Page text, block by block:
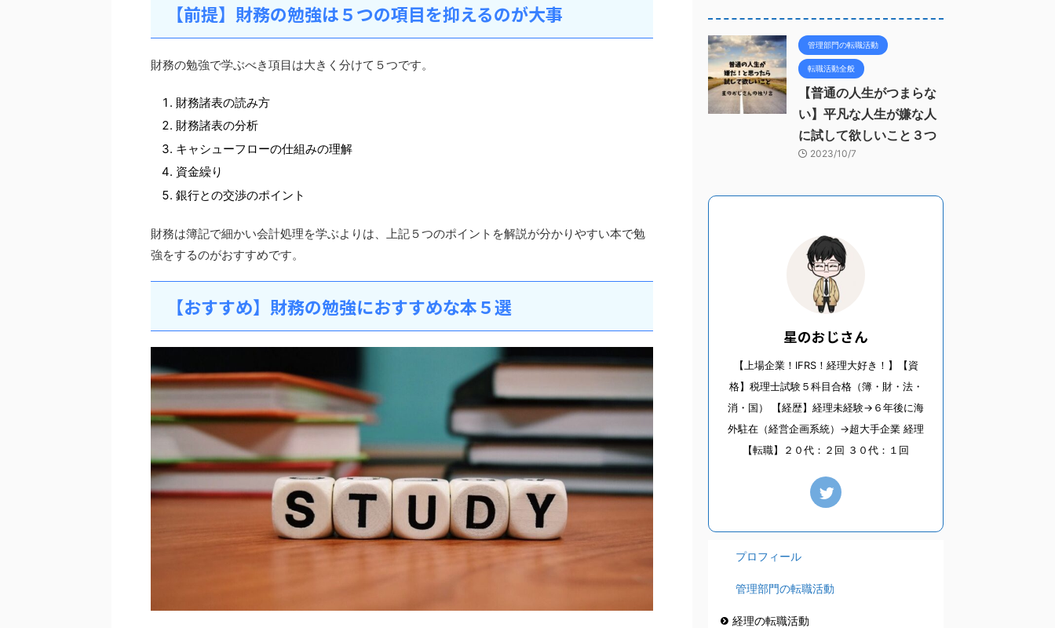
【前提】財務の勉強は５つの項目を抑えるのが大事
財務の勉強で学ぶべき項目は大きく分けて５つです。
財務諸表の読み方
財務諸表の分析
キャシューフローの仕組みの理解
資金繰り
銀行との交渉のポイント
財務は簿記で細かい会計処理を学ぶよりは、上記５つのポイントを解説が分かりやすい本で勉
強をするのがおすすめです。
【おすすめ】財務の勉強におすすめな本５選
管理部門の転職活動
転職活動全般
【普通の人生がつまらな
い】平凡な人生が嫌な人
に試して欲しいこと３つ
2023/10/7
星のおじさん
【上場企業！IFRS！経理大好き！】【資
格】税理士試験５科目合格（簿・財・法・
消・国） 【経歴】経理未経験→６年後に海
外駐在（経営企画系統）→超大手企業 経理
【転職】２０代：２回 ３０代：１回
プロフィール
管理部門の転職活動
経理の転職活動